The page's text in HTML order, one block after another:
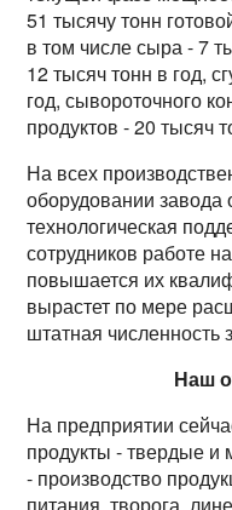
51 тысячу тонн
в том числе сыра - 7
12 тысяч тонн в год,
год, сывороточного
продуктов - 20 тысяч
На всех
оборудовании
технологическая
сотрудников работе
повышается их
вырастет по мере
штатная численность
Наш
На предприятии
продукты - твердые и
- производство